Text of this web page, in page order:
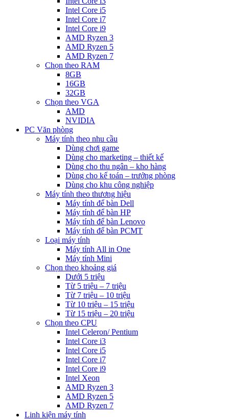
Intel Core i5
Intel Core i7
Intel Core i9
AMD Ryzen 3
AMD Ryzen 5
AMD Ryzen 7
Chọn theo RAM
8GB
16GB
32GB
Chọn theo VGA
AMD
NVIDIA
PC Văn phòng
Máy tính theo nhu cầu
Dùng chơi game
Dùng cho marketing – thiết kế
Dùng cho thu ngân – kho hàng
Dùng cho kế toán – trưởng phòng
Dùng cho khu công nghiệp
Máy tính theo thương hiệu
Máy tính để bàn Dell
Máy tính để bàn HP
Máy tính để bàn Lenovo
Máy tính để bàn PCMT
Loại máy tính
Máy tính All in One
Máy tính Mini
Chọn theo khoảng giá
Dưới 5 triệu
Từ 5 triệu – 7 triệu
Từ 7 triệu – 10 triệu
Từ 10 triệu – 15 triệu
Từ 15 triệu – 20 triệu
Chọn theo CPU
Intel Celeron/ Pentium
Intel Core i3
Intel Core i5
Intel Core i7
Intel Core i9
Intel Xeon
AMD Ryzen 3
AMD Ryzen 5
AMD Ryzen 7
Linh kiện máy tính